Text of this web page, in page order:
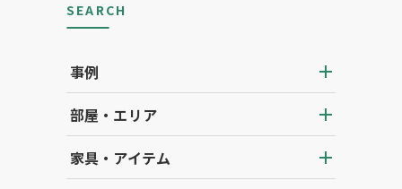
SEARCH
事例
部屋・エリア
家具・アイテム